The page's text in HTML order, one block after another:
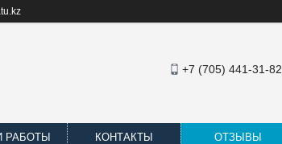
+7 (705) 441-31-82
РАБОТЫ КОНТАКТЫ ОТЗЫВЫ